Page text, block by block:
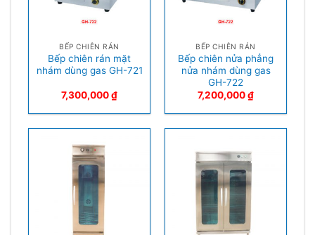
BẾP CHIÊN RÁN
Bếp chiên rán mặt
nhám dùng gas GH-721
7,300,000₫
BẾP CHIÊN RÁN
Bếp chiên nửa phẳng
nửa nhám dùng gas
GH-722
7,200,000₫